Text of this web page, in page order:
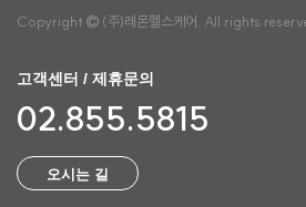
Copyright (주)레몬헬스케어. All rights
고객센터 / 제휴문의
02.855.5815
오시는 길